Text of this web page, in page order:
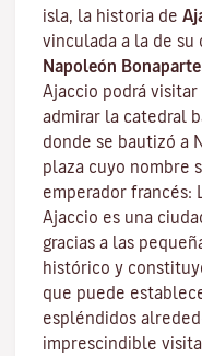
isla, la historia de
vinculada a la de su
Napoleón Bonaparte
Ajaccio podrá
admirar la catedral
donde se bautizó a
plaza cuyo nombre
emperador francés:
Ajaccio es una
gracias a las
histórico y
que puede
espléndidos
imprescindible